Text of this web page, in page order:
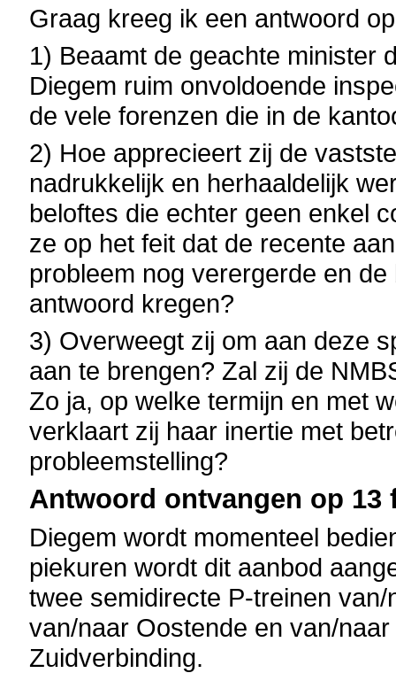
Graag kreeg ik een antwoord
1) Beaamt de geachte minister
Diegem ruim onvoldoende
de vele forenzen die in de
2) Hoe apprecieert zij de
nadrukkelijk en herhaaldelijk
beloftes die echter geen enkel
ze op het feit dat de recente
probleem nog verergerde en
antwoord kregen?
3) Overweegt zij om aan deze
aan te brengen? Zal zij de
Zo ja, op welke termijn en met
verklaart zij haar inertie met
probleemstelling?
Antwoord ontvangen op 13
Diegem wordt momenteel
piekuren wordt dit aanbod
twee semidirecte P-treinen
van/naar Oostende en van/
Zuidverbinding.